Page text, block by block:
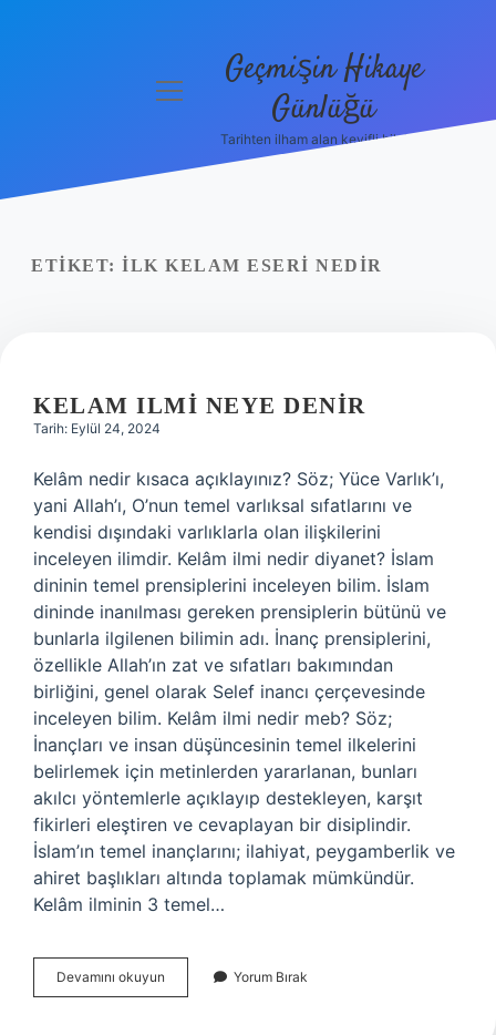
menüyü
Geçmişin Hikaye
Günlüğü
Tarihten ilham alan keyifli bilgiler!
ETIKET: İLK KELAM ESERI NEDIR
KELAM ILMI NEYE DENIR
Tarih: Eylül 24, 2024
Kelâm nedir kısaca açıklayınız? Söz; Yüce Varlık’ı,
yani Allah’ı, O’nun temel varlıksal sıfatlarını ve
kendisi dışındaki varlıklarla olan ilişkilerini
inceleyen ilimdir. Kelâm ilmi nedir diyanet? İslam
dininin temel prensiplerini inceleyen bilim. İslam
dininde inanılması gereken prensiplerin bütünü ve
bunlarla ilgilenen bilimin adı. İnanç prensiplerini,
özellikle Allah’ın zat ve sıfatları bakımından
birliğini, genel olarak Selef inancı çerçevesinde
inceleyen bilim. Kelâm ilmi nedir meb? Söz;
İnançları ve insan düşüncesinin temel ilkelerini
belirlemek için metinlerden yararlanan, bunları
akılcı yöntemlerle açıklayıp destekleyen, karşıt
fikirleri eleştiren ve cevaplayan bir disiplindir.
İslam’ın temel inançlarını; ilahiyat, peygamberlik ve
ahiret başlıkları altında toplamak mümkündür.
Kelâm ilminin 3 temel…
Devamını okuyun
Ilmi
Yorum Bırak